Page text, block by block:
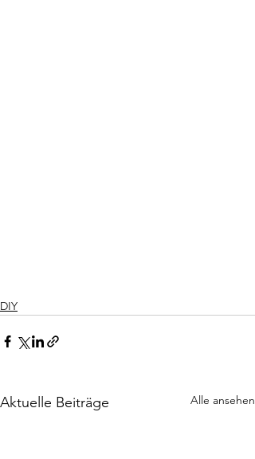
DIY
Aktuelle Beiträge Alle ansehen